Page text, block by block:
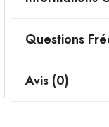
Questions
Avis (0)